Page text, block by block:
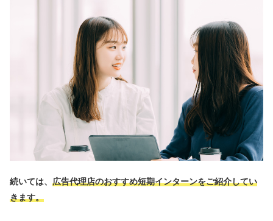
続いては、 広告代理店のおすすめ短期インターンをご紹介してい
きます。